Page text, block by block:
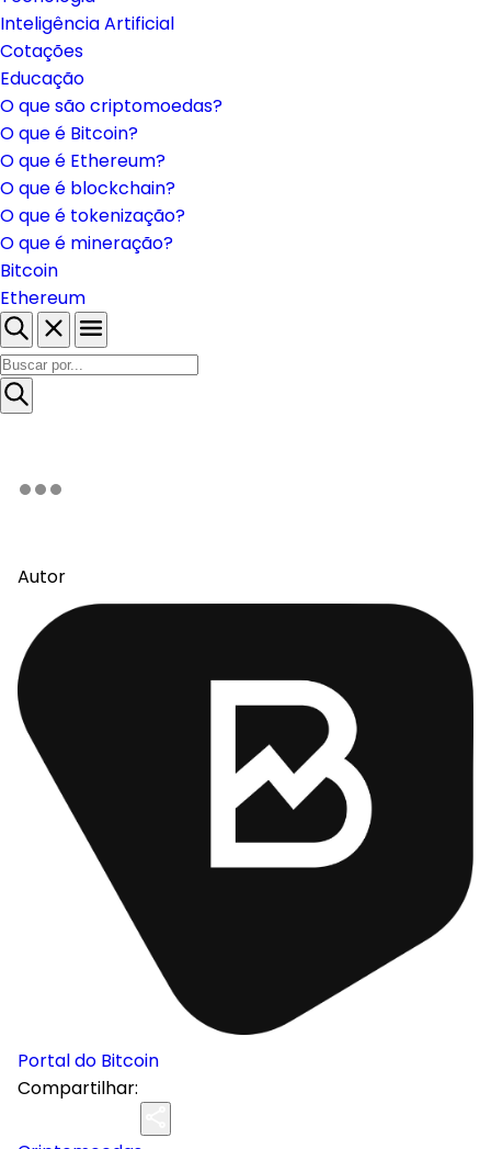
Inteligência Artificial
Cotações
Educação
O que são criptomoedas?
O que é Bitcoin?
O que é Ethereum?
O que é blockchain?
O que é tokenização?
O que é mineração?
Bitcoin
Ethereum
Autor
Portal do Bitcoin
Compartilhar: